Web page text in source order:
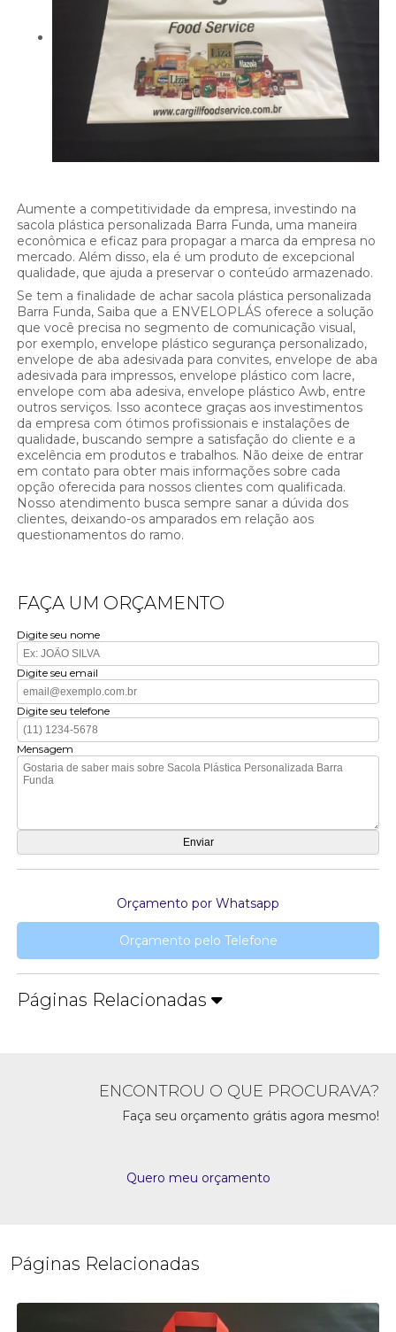
Aumente a competitividade da empresa, investindo na
sacola plástica personalizada Barra Funda, uma maneira
econômica e eficaz para propagar a marca da empresa no
mercado. Além disso, ela é um produto de excepcional
qualidade, que ajuda a preservar o conteúdo armazenado.
Se tem a finalidade de achar sacola plástica personalizada
Barra Funda, Saiba que a ENVELOPLÁS oferece a solução
que você precisa no segmento de comunicação visual,
por exemplo, envelope plástico segurança personalizado,
envelope de aba adesivada para convites, envelope de aba
adesivada para impressos, envelope plástico com lacre,
envelope com aba adesiva, envelope plástico Awb, entre
outros serviços. Isso acontece graças aos investimentos
da empresa com ótimos profissionais e instalações de
qualidade, buscando sempre a satisfação do cliente e a
excelência em produtos e trabalhos. Não deixe de entrar
em contato para obter mais informações sobre cada
opção oferecida para nossos clientes com qualificada.
Nosso atendimento busca sempre sanar a dúvida dos
clientes, deixando-os amparados em relação aos
questionamentos do ramo.
FAÇA UM ORÇAMENTO
Digite seu nome
Digite seu email
Digite seu telefone
Mensagem
Orçamento por Whatsapp
Orçamento pelo Telefone
Páginas Relacionadas
ENCONTROU O QUE PROCURAVA?
Faça seu orçamento grátis agora mesmo!
Quero meu orçamento
Páginas Relacionadas